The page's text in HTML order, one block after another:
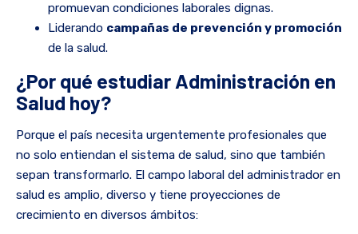
promuevan condiciones laborales dignas.
Liderando campañas de prevención y promoción
de la salud.
¿Por qué estudiar Administración en
Salud hoy?
Porque el país necesita urgentemente profesionales que
no solo entiendan el sistema de salud, sino que también
sepan transformarlo. El campo laboral del administrador en
salud es amplio, diverso y tiene proyecciones de
crecimiento en diversos ámbitos: